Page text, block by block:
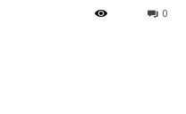
0